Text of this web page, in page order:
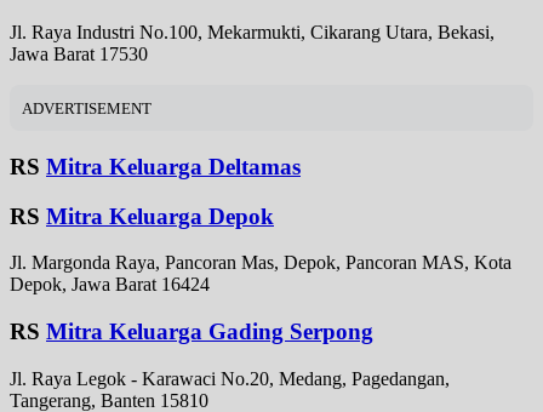
Jl. Raya Industri No.100, Mekarmukti, Cikarang Utara, Bekasi,
Jawa Barat 17530
ADVERTISEMENT
RS Mitra Keluarga Deltamas
RS Mitra Keluarga Depok
Jl. Margonda Raya, Pancoran Mas, Depok, Pancoran MAS, Kota
Depok, Jawa Barat 16424
RS Mitra Keluarga Gading Serpong
Jl. Raya Legok - Karawaci No.20, Medang, Pagedangan,
Tangerang, Banten 15810